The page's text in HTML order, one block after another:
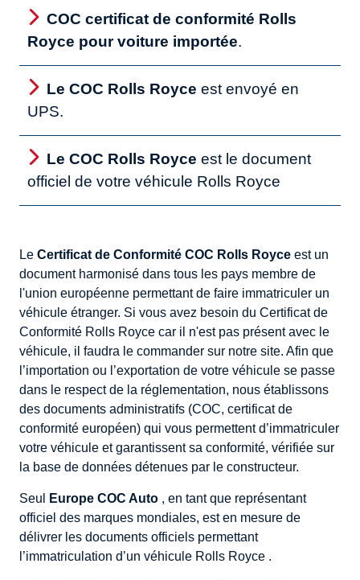
COC certificat de conformité Rolls
Royce pour voiture importée.
Le COC Rolls Royce est envoyé en
UPS.
Le COC Rolls Royce est le document
officiel de votre véhicule Rolls Royce
Le Certificat de Conformité COC Rolls Royce est un
document harmonisé dans tous les pays membre de
l'union européenne permettant de faire immatriculer un
véhicule étranger. Si vous avez besoin du Certificat de
Conformité Rolls Royce car il n'est pas présent avec le
véhicule, il faudra le commander sur notre site. Afin que
l’importation ou l’exportation de votre véhicule se passe
dans le respect de la réglementation, nous établissons
des documents administratifs (COC, certificat de
conformité européen) qui vous permettent d’immatriculer
votre véhicule et garantissent sa conformité, vérifiée sur
la base de données détenues par le constructeur.
Seul Europe COC Auto, en tant que représentant
officiel des marques mondiales, est en mesure de
délivrer les documents officiels permettant
l’immatriculation d’un véhicule Rolls Royce .